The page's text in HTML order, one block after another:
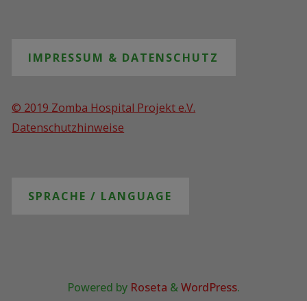
IMPRESSUM & DATENSCHUTZ
© 2019 Zomba Hospital Projekt e.V.
Datenschutzhinweise
SPRACHE / LANGUAGE
Powered by Roseta &WordPress.